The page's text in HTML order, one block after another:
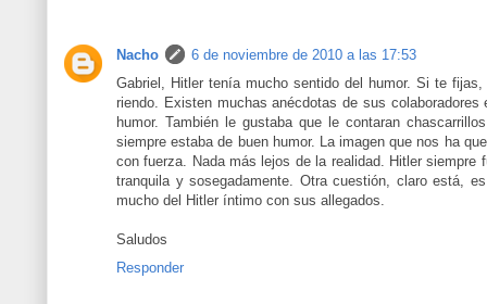
Nacho
6 de noviembre de 2010 a las 17:53
Gabriel, Hitler tenía mucho sentido del humor. Si te
riendo. Existen muchas anécdotas de sus
humor. También le gustaba que le contaran
siempre estaba de buen humor. La imagen que nos ha
con fuerza. Nada más lejos de la realidad. Hitler
tranquila y sosegadamente. Otra cuestión, claro está,
mucho del Hitler íntimo con sus allegados.
Saludos
Responder